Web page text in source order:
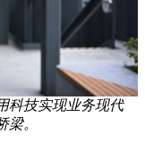
科技实现业务现代
。